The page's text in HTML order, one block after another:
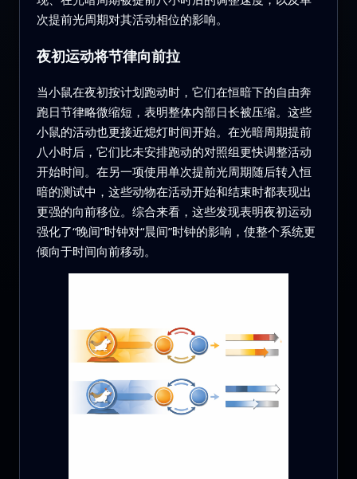
次提前光周期对其活动相位的影响。
夜初运动将节律向前拉
当小鼠在夜初按计划跑动时，它们在恒暗下的自由奔
跑日节律略微缩短，表明整体内部日长被压缩。这些
小鼠的活动也更接近熄灯时间开始。在光暗周期提前
八小时后，它们比未安排跑动的对照组更快调整活动
开始时间。在另一项使用单次提前光周期随后转入恒
暗的测试中，这些动物在活动开始和结束时都表现出
更强的向前移位。综合来看，这些发现表明夜初运动
强化了“晚间”时钟对“晨间”时钟的影响，使整个系统更
倾向于时间向前移动。